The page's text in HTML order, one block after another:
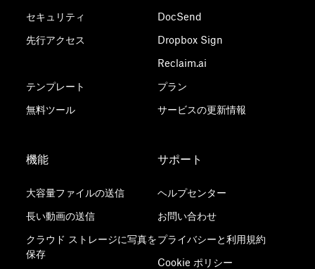
セキュリティ
先行アクセス
テンプレート
無料ツール
DocSend
Dropbox Sign
Reclaim.ai
プラン
サービスの更新情報
機能
大容量ファイルの送信
長い動画の送信
クラウド ストレージに写真を
保存
サポート
ヘルプセンター
お問い合わせ
プライバシーと利用規約
Cookie ポリシー